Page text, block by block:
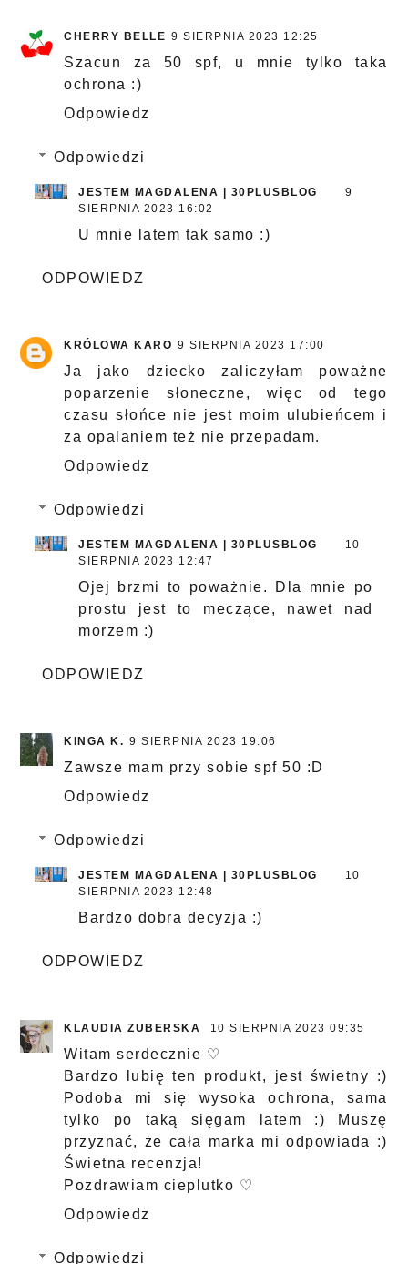
CHERRY BELLE 9 SIERPNIA 2023 12:25
Szacun za 50 spf, u mnie tylko taka
ochrona :)
Odpowiedz
Odpowiedzi
JESTEM MAGDALENA | 30PLUSBLOG
9
SIERPNIA 2023 16:02
U mnie latem tak samo :)
ODPOWIEDZ
KRÓLOWA KARO 9 SIERPNIA 2023 17:00
Ja jako dziecko zaliczyłam poważne
poparzenie słoneczne, więc od tego
czasu słońce nie jest moim ulubieńcem i
za opalaniem też nie przepadam.
Odpowiedz
Odpowiedzi
JESTEM MAGDALENA | 30PLUSBLOG
10
SIERPNIA 2023 12:47
Ojej brzmi to poważnie. Dla mnie po
prostu jest to meczące, nawet nad
morzem :)
ODPOWIEDZ
KINGA K. 9 SIERPNIA 2023 19:06
Zawsze mam przy sobie spf 50 :D
Odpowiedz
Odpowiedzi
JESTEM MAGDALENA | 30PLUSBLOG
10
SIERPNIA 2023 12:48
Bardzo dobra decyzja :)
ODPOWIEDZ
KLAUDIA ZUBERSKA 10 SIERPNIA 2023 09:35
Witam serdecznie ♡
Bardzo lubię ten produkt, jest świetny :)
Podoba mi się wysoka ochrona, sama
tylko po taką sięgam latem :) Muszę
przyznać, że cała marka mi odpowiada :)
Świetna recenzja!
Pozdrawiam cieplutko ♡
Odpowiedz
Odpowiedzi